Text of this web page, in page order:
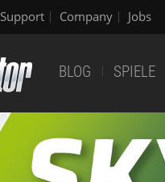
Support Company Jobs
BLOG SPIELE